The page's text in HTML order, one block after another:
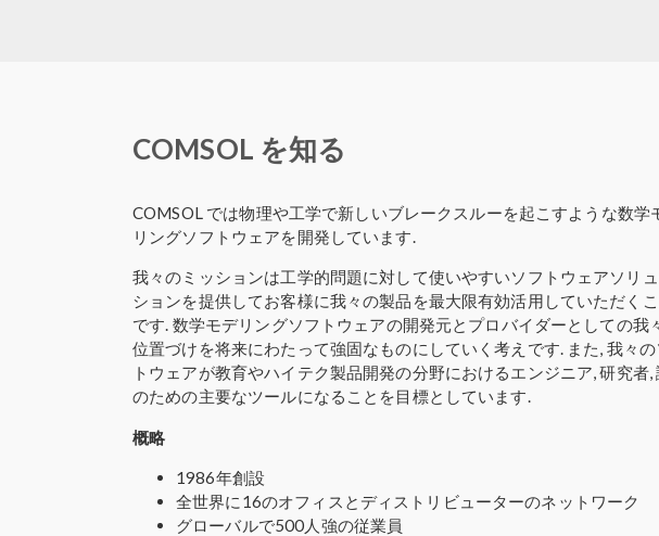
COMSOL を知る
COMSOL では物理や工学で新しいブレークスルーを起こすような数学
リングソフトウェアを開発しています.
我々のミッションは工学的問題に対して使いやすいソフトウェアソリ
ションを提供してお客様に我々の製品を最大限有効活用していただくこ
です. 数学モデリングソフトウェアの開発元とプロバイダーとしての我
位置づけを将来にわたって強固なものにしていく考えです. また, 我々の
トウェアが教育やハイテク製品開発の分野におけるエンジニア, 研究者,
のための主要なツールになることを目標としています.
概略
1986年創設
全世界に16のオフィスとディストリビューターのネットワーク
グローバルで500人強の従業員